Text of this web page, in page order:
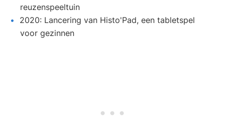
reuzenspeeltuin
2020: Lancering van Histo'Pad, een tabletspel
voor gezinnen